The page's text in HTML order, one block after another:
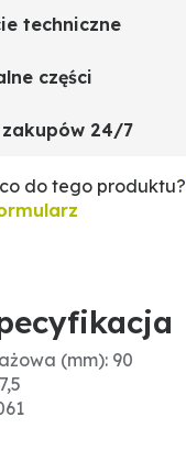
techniczne
części
24/7
do tego produktu?
(mm): 90